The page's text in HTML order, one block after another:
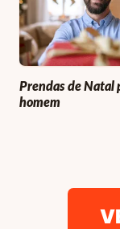
Prendas de Natal
homem